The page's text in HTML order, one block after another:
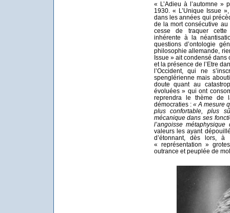
« L’Adieu à l’automne »
1930. « L’Unique Issue
dans les années qui
de la mort consécutive au
cesse de traquer cette
inhérente à la
questions d’ontologie
philosophie allemande,
Issue » ait condensé
et la présence de l’Etre
l’Occident, qui ne
spenglérienne mais
doute quant au
évoluées » qui ont
reprendra le thème de
démocraties : « A mesure
plus confortable, plus
mécanique dans ses
l’angoisse
valeurs les ayant
d’étonnant, dès lors,
« représentation »
outrance et peuplée de